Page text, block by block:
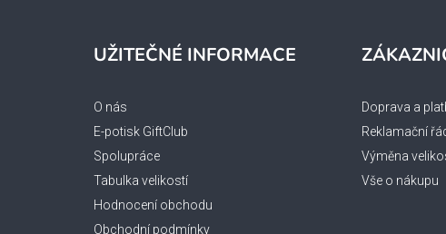
UŽITEČNÉ INFORMACE
O nás
E-potisk GiftClub
Spolupráce
Tabulka velikostí
Hodnocení obchodu
Obchodní podmínky
Doprava a
Reklamační
Výměna
Vše o nákupu